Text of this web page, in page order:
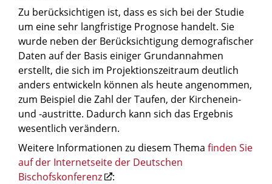
Zu berücksichtigen ist, dass es sich bei der Studie
um eine sehr langfristige Prognose handelt. Sie
wurde neben der Berücksichtigung demografischer
Daten auf der Basis einiger Grundannahmen
erstellt, die sich im Projektionszeitraum deutlich
anders entwickeln können als heute angenommen,
zum Beispiel die Zahl der Taufen, der Kirchenein-
und -austritte. Dadurch kann sich das Ergebnis
wesentlich verändern.
Weitere Informationen zu diesem Thema finden Sie
auf der Internetseite der Deutschen
Bischofskonferenz
: